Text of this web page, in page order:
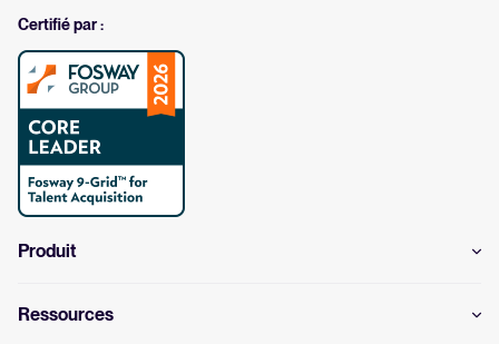
Certifié par :
Produit
Ressources